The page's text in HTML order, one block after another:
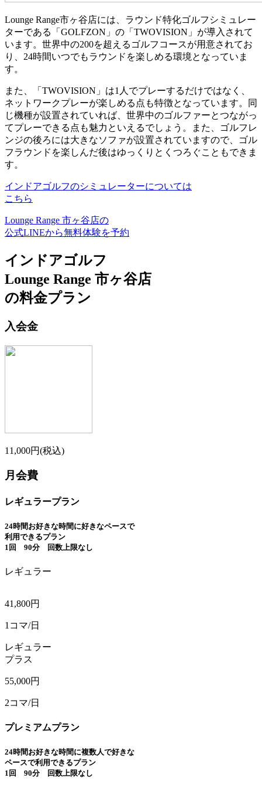
Lounge Range市ヶ谷店には、 ラウンド特化ゴルフシミュレー
ターである「GOLFZON」の「TWOVISION」が導入 されて
います。世界中の200を超えるゴルフコースが用意されてお
り、24時間いつでもラウンドを楽しめる環境となっていま
す。
また、「TWOVISION」は1人でプレーするだけではなく、
ネットワークプレーが楽しめる点も特徴となっています。同
じ機種が設置されていれば、世界中のゴルファーとつながっ
てプレーできる点も魅力といえるでしょう。また、ゴルフレ
ンジの後ろには大きなソファが設置されていますので、ゴル
フラウンドを楽しんだ後はゆっくりとくつろぐこともできま
す。
インドアゴルフのシミュレーターについては
こちら
Lounge Range 市ヶ谷店の
公式LINEから無料体験を予約
インドアゴルフ
Lounge Range 市ヶ谷店
の料金プラン
入会金
11,000円(税込)
月会費
レギュラープラン
24時間お好きな時間に好きなペースで
利用できるプラン
1回 90分 回数上限なし
レギュラー
41,800円
1コマ/日
レギュラー
プラス
55,000円
2コマ/日
プレミアムプラン
24時間お好きな時間に複数人で好きな
ペースで利用できるプラン
1回 90分 回数上限なし